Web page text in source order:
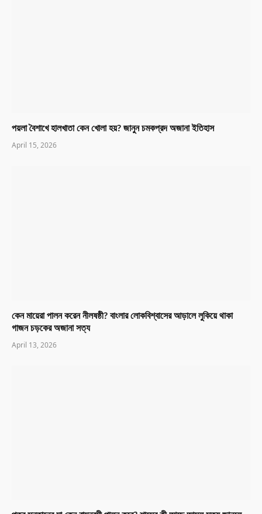
পয়লা বৈশাখে হালখাতা কেন খোলা হয়? জানুন চমকপ্রদ অজানা ইতিহাস
April 15, 2026
কেন মায়েরা পালন করেন নীলষষ্ঠী? বাংলার লোকবিশ্বাসের আড়ালে লুকিয়ে থাকা
গাজন চড়কের অজানা সত্য
April 13, 2026